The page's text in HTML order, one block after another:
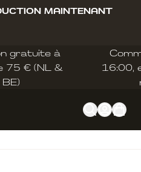
MAINTENANT
gratuite à
75 € (NL &
BE)
16:00,